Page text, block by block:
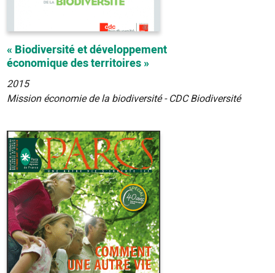
« Biodiversité et développement
économique des territoires »
2015
Mission économie de la biodiversité - CDC Biodiversité